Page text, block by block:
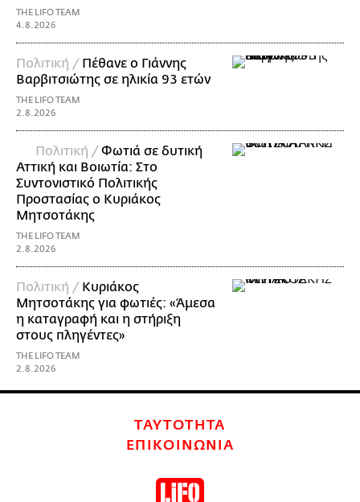
THE LIFO TEAM
4.8.2026
Πολιτική / Πέθανε ο Γιάννης
Βαρβιτσιώτης σε ηλικία 93 ετών
THE LIFO TEAM
2.8.2026
Πολιτική /Φωτιά σε δυτική
Αττική και Βοιωτία: Στο
Συντονιστικό Πολιτικής
Προστασίας ο Κυριάκος
Μητσοτάκης
THE LIFO TEAM
2.8.2026
Πολιτική / Κυριάκος
Μητσοτάκης για φωτιές: «Άμεσα
η καταγραφή και η στήριξη
στους πληγέντες»
THE LIFO TEAM
2.8.2026
ΤΑΥΤΟΤΗΤΑ
ΕΠΙΚΟΙΝΩΝΙΑ